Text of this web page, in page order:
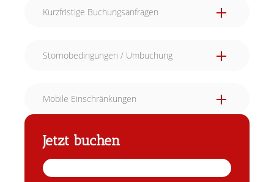
Kurzfristige Buchungsanfragen
Stornobedingungen / Umbuchung
Mobile Einschränkungen
Jetzt buchen